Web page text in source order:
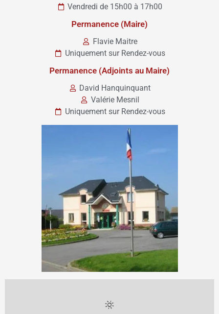
Vendredi de 15h00 à 17h00
Permanence (Maire)
Flavie Maitre
Uniquement sur Rendez-vous
Permanence (Adjoints au Maire)
David Hanquinquant
Valérie Mesnil
Uniquement sur Rendez-vous